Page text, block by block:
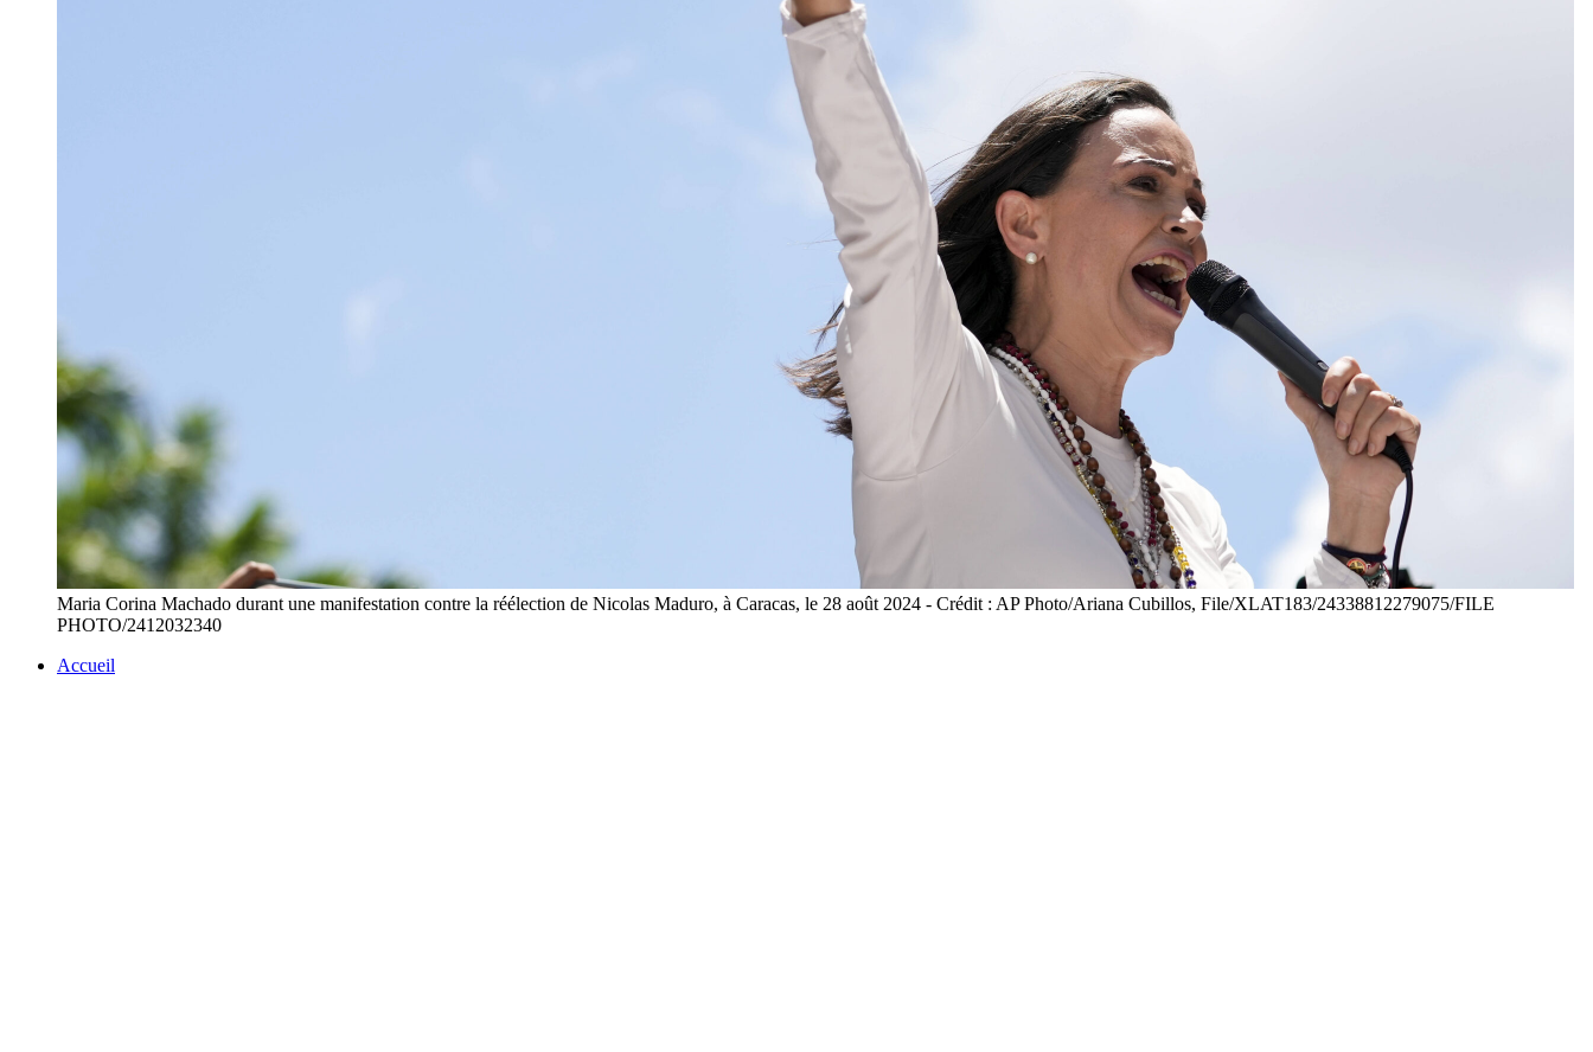
Maria Corina Machado durant une manifestation contre la réélection de Nicolas Maduro, à Caracas, le 28 août 2024 - Crédit : AP Photo/Ariana Cubillos, File/XLAT183/24338812279075/FILE
PHOTO/2412032340
Accueil